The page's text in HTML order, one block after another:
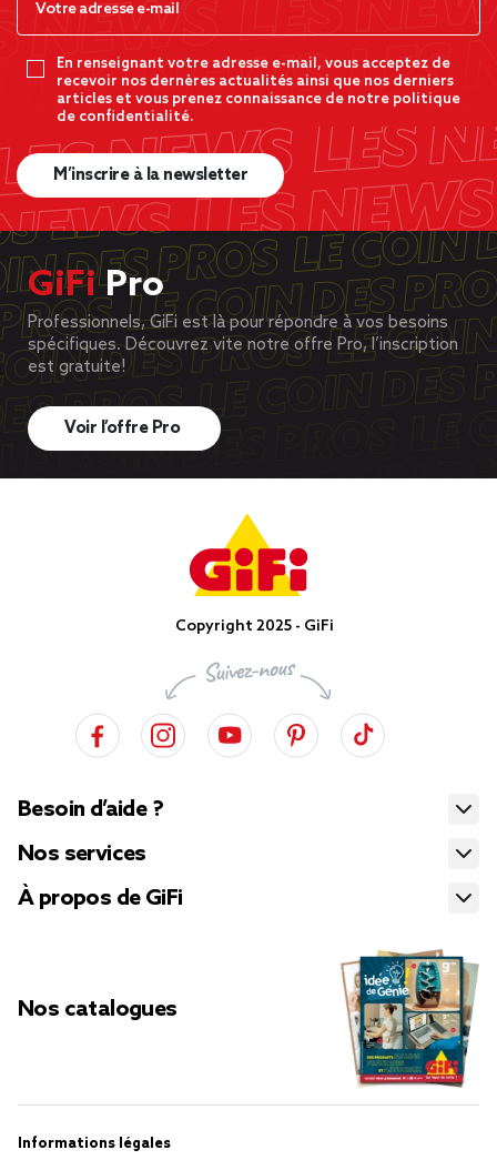
En renseignant votre adresse e-mail, vous acceptez de
recevoir nos dernères actualités ainsi que nos derniers
articles et vous prenez connaissance de notre politique
de confidentialité.
M’inscrire à la newsletter
GiFiPro
Professionnels, GiFi est là pour répondre à vos besoins
spécifiques. Découvrez vite notre offre Pro, l’inscription
est gratuite!
Voir l’offre Pro
Copyright 2025 - GiFi
Besoin d’aide ?
Nos services
À propos de GiFi
Nos catalogues
Informations légales